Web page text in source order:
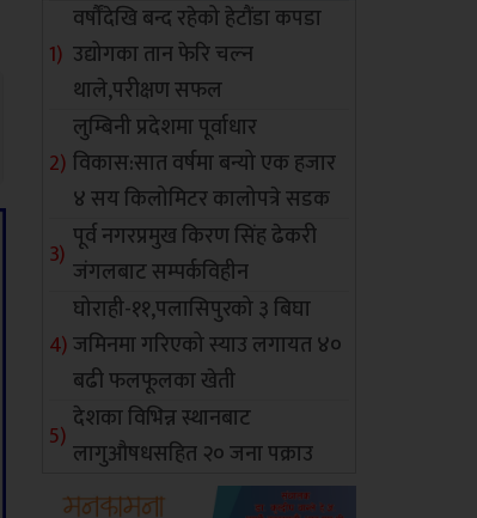
वर्षौंदेखि बन्द रहेको हेटौंडा कपडा
उद्योगका तान फेरि चल्न
थाले,परीक्षण सफल
लुम्बिनी प्रदेशमा पूर्वाधार
विकास:सात वर्षमा बन्यो एक हजार
४ सय किलोमिटर कालोपत्रे सडक
पूर्व नगरप्रमुख किरण सिंह ढेकरी
जंगलबाट सम्पर्कविहीन
घोराही-११,पलासिपुरको ३ बिघा
जमिनमा गरिएको स्याउ लगायत ४०
बढी फलफूलका खेती
देशका विभिन्न स्थानबाट
लागुऔषधसहित २० जना पक्राउ